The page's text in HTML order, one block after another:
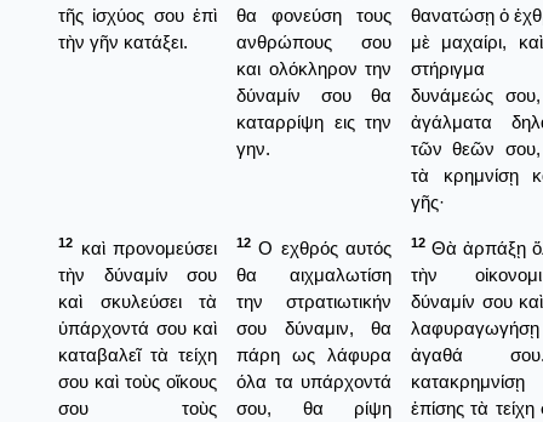
τῆς ἰσχύος σου ἐπὶ
τὴν γῆν κατάξει.
θα φονεύση τους
ανθρώπους σου
και ολόκληρον την
δύναμίν σου θα
καταρρίψη εις την
γην.
θανατώσῃ ὁ
μὲ μαχαίρι,
στήριγμα
δυνάμεώς
ἀγάλματα
τῶν θεῶν
τὰ κρημνίσῃ
γῆς·
12
καὶ προνομεύσει
τὴν δύναμίν σου
καὶ σκυλεύσει τὰ
ὑπάρχοντά σου καὶ
καταβαλεῖ τὰ τείχη
σου καὶ τοὺς οἴκους
σου τοὺς
12 Ο εχθρός αυτός
θα αιχμαλωτίση
την στρατιωτικήν
σου δύναμιν, θα
πάρη ως λάφυρα
όλα τα υπάρχοντά
σου, θα ρίψη
12 Θὰ ἀρπάξῃ
τὴν
δύναμίν σου
ἀγαθά
κατακρημνίσῃ
ἐπίσης τὰ τείχη